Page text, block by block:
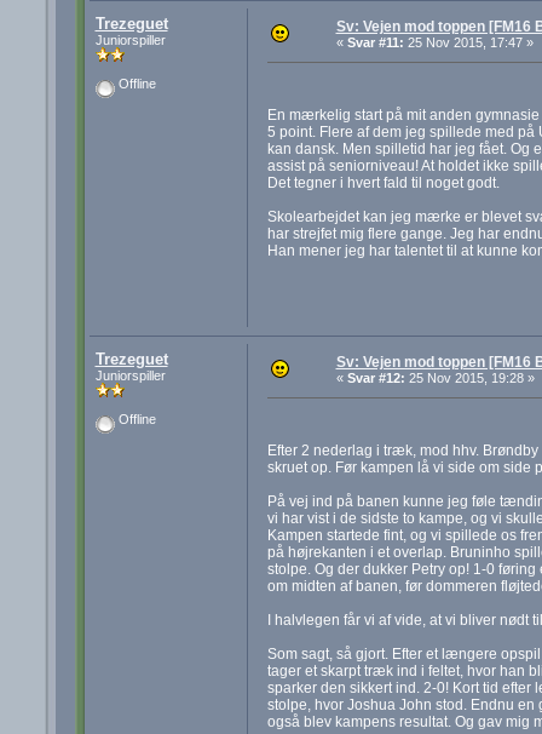
Trezeguet
Juniorspiller
Offline
Sv: Vejen mod toppen [FM16
« Svar #11: 25 Nov 2015, 17:47 »
En mærkelig start på mit anden
5 point. Flere af dem jeg spillede med
kan dansk. Men spilletid har jeg fået. Og
assist på seniorniveau! At holdet ikke
Det tegner i hvert fald til noget godt.
Skolearbejdet kan jeg mærke er blevet
har strejfet mig flere gange. Jeg har
Han mener jeg har talentet til at kunne
Trezeguet
Juniorspiller
Offline
Sv: Vejen mod toppen [FM16
« Svar #12: 25 Nov 2015, 19:28 »
Efter 2 nederlag i træk, mod hhv.
skruet op. Før kampen lå vi side om side
På vej ind på banen kunne jeg føle
vi har vist i de sidste to kampe, og vi
Kampen startede fint, og vi spillede os
på højrekanten i et overlap. Bruninho
stolpe. Og der dukker Petry op! 1-0
om midten af banen, før dommeren
I halvlegen får vi af vide, at vi bliver nødt
Som sagt, så gjort. Efter et længere
tager et skarpt træk ind i feltet, hvor han
sparker den sikkert ind. 2-0! Kort tid
stolpe, hvor Joshua John stod. Endnu
også blev kampens resultat. Og gav mig